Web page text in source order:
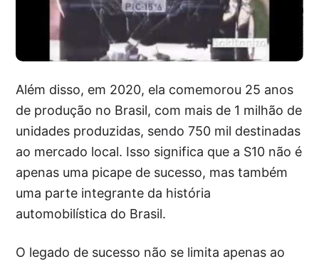
Além disso, em 2020, ela comemorou 25 anos
de produção no Brasil, com mais de 1 milhão de
unidades produzidas, sendo 750 mil destinadas
ao mercado local. Isso significa que a S10 não é
apenas uma picape de sucesso, mas também
uma parte integrante da história
automobilística do Brasil.
O legado de sucesso não se limita apenas ao